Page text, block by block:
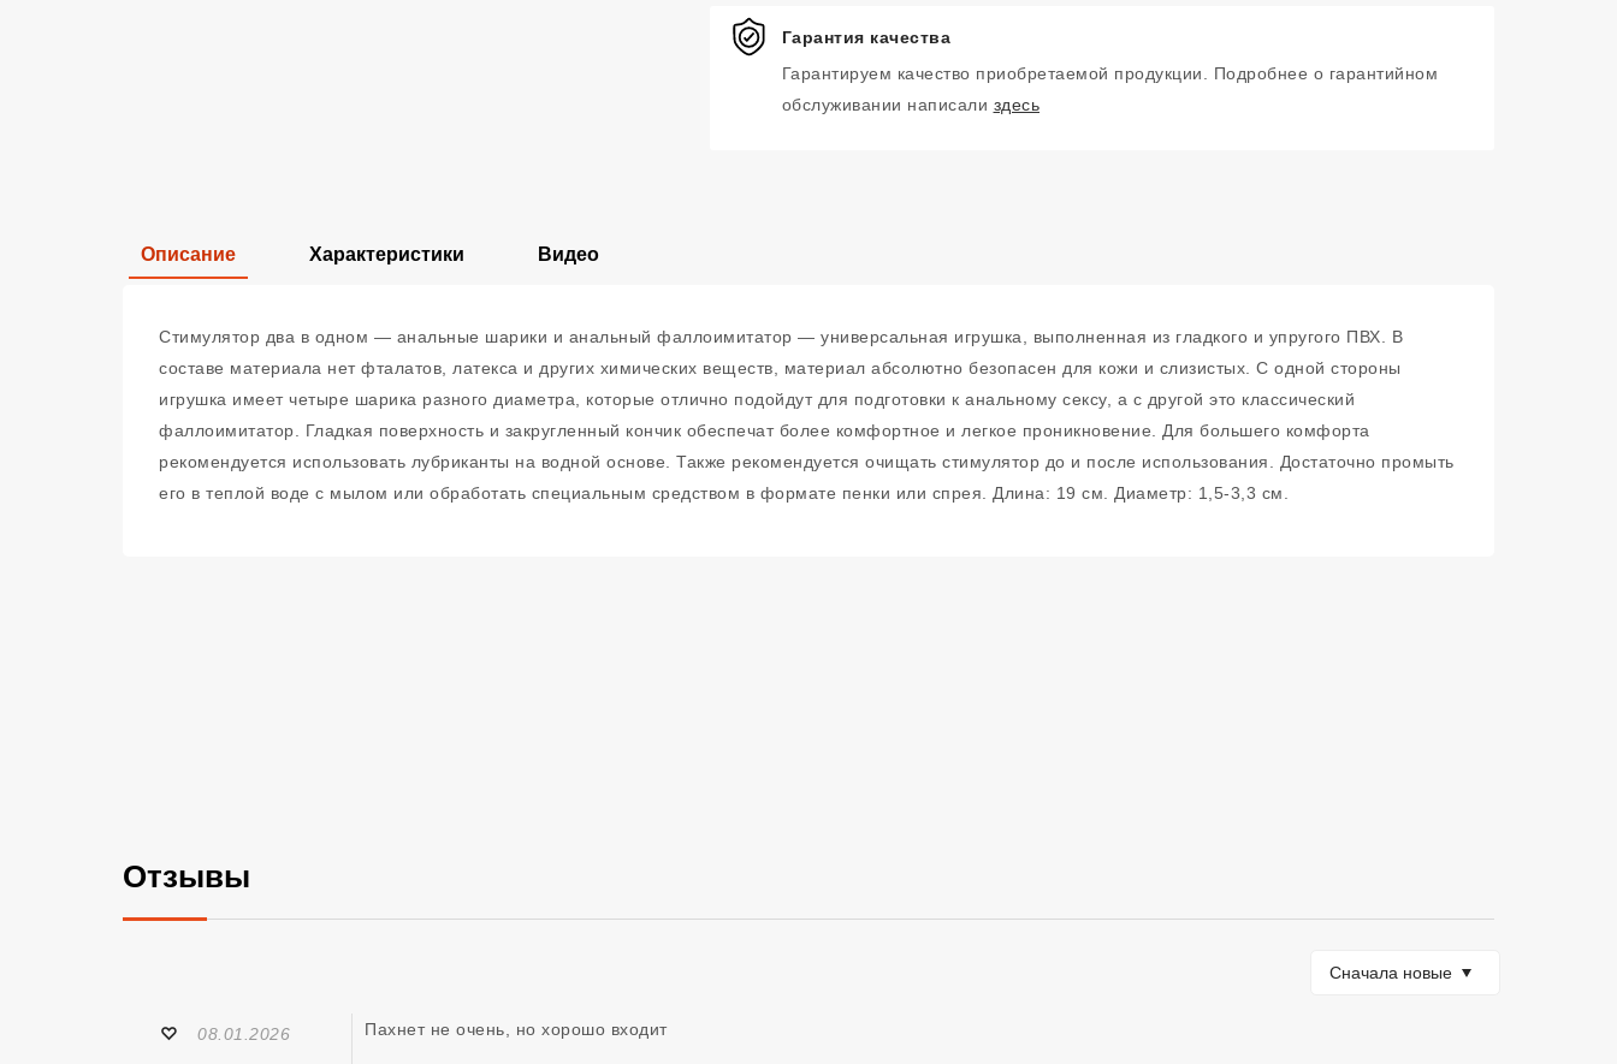
Гарантия качества
Гарантируем качество приобретаемой продукции. Подробнее о гарантийном
обслуживании написали здесь
Описание Характеристики Видео
Стимулятор два в одном — анальные шарики и анальный фаллоимитатор — универсальная игрушка, выполненная из гладкого и упругого ПВХ. В
составе материала нет фталатов, латекса и других химических веществ, материал абсолютно безопасен для кожи и слизистых. С одной стороны
игрушка имеет четыре шарика разного диаметра, которые отлично подойдут для подготовки к анальному сексу, а с другой это классический
фаллоимитатор. Гладкая поверхность и закругленный кончик обеспечат более комфортное и легкое проникновение. Для большего комфорта
рекомендуется использовать лубриканты на водной основе. Также рекомендуется очищать стимулятор до и после использования. Достаточно промыть
его в теплой воде с мылом или обработать специальным средством в формате пенки или спрея. Длина: 19 см. Диаметр: 1,5-3,3 см.
Отзывы
Сортировать по
Сначала новые
♡ Отзыв Создан
08.01.2026 Пахнет не очень, но хорошо входит